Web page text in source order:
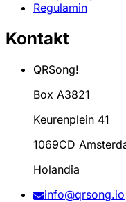
Regulamin
Kontakt
QRSong!
Box A3821
Keurenplein 41
1069CD
Holandia
info@qrsong.io